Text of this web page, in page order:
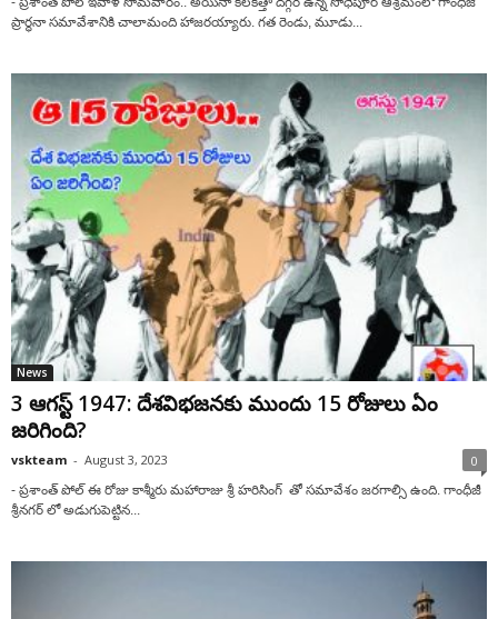
ప్రార్ధనా సమావేశానికి చాలామంది హాజరయ్యారు. గత రెండు, మూడు...
News
3 ఆగస్ట్ 1947: దేశవిభజనకు ముందు 15 రోజులు ఏం
జరిగింది?
vskteam - August 3, 2023 0
- ప్రశాంత్ పోల్ ఈ రోజు కాశ్మీరు మహారాజు శ్రీ హరిసింగ్ తో సమావేశం జరగాల్సి ఉంది. గాంధీజీ
శ్రీనగర్ లో అడుగుపెట్టిన...